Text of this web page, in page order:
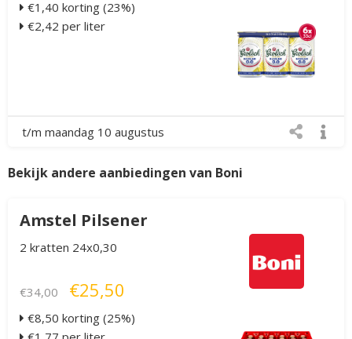
€1,40 korting (23%)
€2,42 per liter
t/m maandag 10 augustus
Bekijk andere aanbiedingen van Boni
Amstel Pilsener
2 kratten 24x0,30
€34,00 €25,50
€8,50 korting (25%)